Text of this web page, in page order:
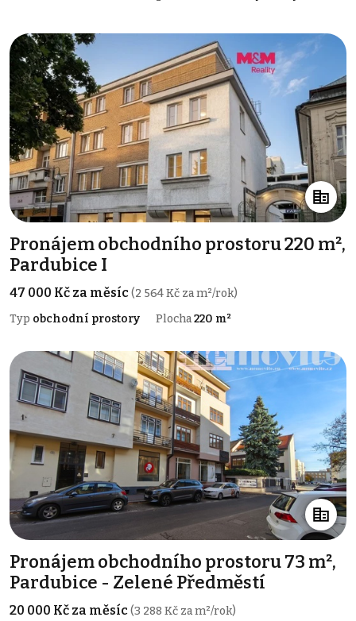
Pronájem obchodního prostoru 220 m²,
Pardubice I
47 000 Kč za měsíc(2 564 Kč za m²/rok)
Typ obchodní prostory Plocha220 m²
Pronájem obchodního prostoru 73 m²,
Pardubice - Zelené Předměstí
20 000 Kč za měsíc(3 288 Kč za m²/rok)